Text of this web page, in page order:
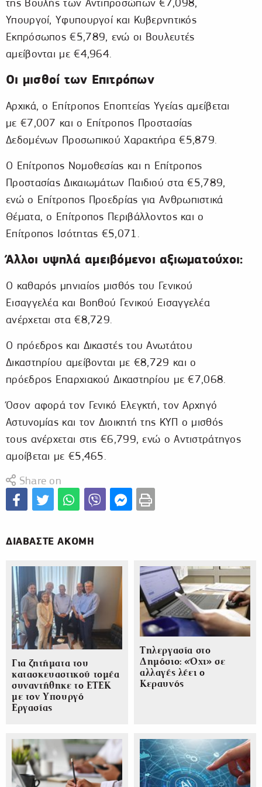
της Βουλής των Αντιπροσώπων €7,098,
Υπουργοί, Υφυπουργοί και Κυβερνητικός
Εκπρόσωπος €5,789, ενώ οι Βουλευτές
αμείβονται με €4,964.
Οι μισθοί των Επιτρόπων
Αρχικά, ο Επίτροπος Εποπτείας Υγείας αμείβεται
με €7,007 και ο Επίτροπος Προστασίας
Δεδομένων Προσωπικού Χαρακτήρα €5,879.
Ο Επίτροπος Νομοθεσίας και η Επίτροπος
Προστασίας Δικαιωμάτων Παιδιού στα €5,789,
ενώ ο Επίτροπος Προεδρίας για Ανθρωπιστικά
Θέματα, ο Επίτροπος Περιβάλλοντος και ο
Επίτροπος Ισότητας €5,071.
Άλλοι υψηλά αμειβόμενοι αξιωματούχοι:
Ο καθαρός μηνιαίος μισθός του Γενικού
Εισαγγελέα και Βοηθού Γενικού Εισαγγελέα
ανέρχεται στα €8,729.
Ο πρόεδρος και Δικαστές του Ανωτάτου
Δικαστηρίου αμείβονται με €8,729 και ο
πρόεδρος Επαρχιακού Δικαστηρίου με €7,068.
Όσον αφορά τον Γενικό Ελεγκτή, τον Αρχηγό
Αστυνομίας και τον Διοικητή της ΚΥΠ ο μισθός
τους ανέρχεται στις €6,799, ενώ ο Αντιστράτηγος
αμοίβεται με €5,465.
Share on
ΔΙΑΒΑΣΤΕ ΑΚΟΜΗ
Για ζητήματα του
κατασκευαστικού τομέα
συναντήθηκε το ΕΤΕΚ
με τον Υπουργό
Εργασίας
Τηλεργασία στο
Δημόσιο: «Όχι» σε
αλλαγές λέει ο
Κεραυνός